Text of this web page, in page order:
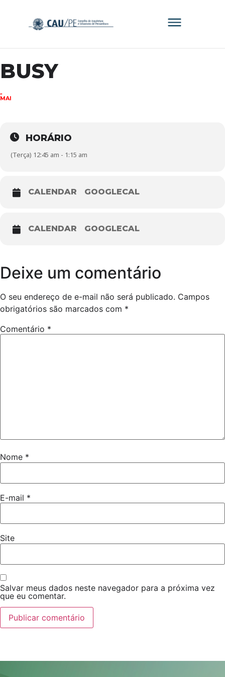
BUSY
23
MAI
HORÁRIO
(Terça) 12:45 am - 1:15 am
CALENDAR GOOGLECAL
CALENDAR GOOGLECAL
Deixe um comentário
O seu endereço de e-mail não será publicado. Campos
obrigatórios são marcados com *
Comentário *
Nome *
E-mail *
Site
Salvar meus dados neste navegador para a próxima vez
que eu comentar.